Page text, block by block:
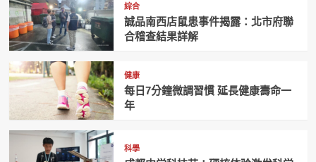
綜合
誠品南西店鼠患事件揭露：北市府聯
合稽查結果詳解
健康
每日7分鐘微調習慣 延長健康壽命一
年
科學